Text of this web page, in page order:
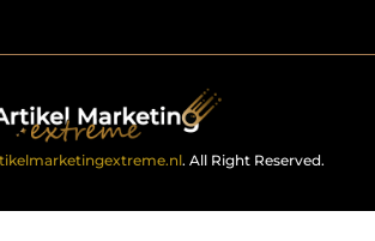
. All Right Reserved.